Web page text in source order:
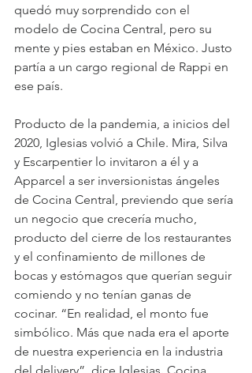
quedó muy sorprendido con el
modelo de Cocina Central, pero su
mente y pies estaban en México. Justo
partía a un cargo regional de Rappi en
ese país.
Producto de la pandemia, a inicios del
2020, Iglesias volvió a Chile. Mira, Silva
y Escarpentier lo invitaron a él y a
Apparcel a ser inversionistas ángeles
de Cocina Central, previendo que sería
un negocio que crecería mucho,
producto del cierre de los restaurantes
y el confinamiento de millones de
bocas y estómagos que querían seguir
comiendo y no tenían ganas de
cocinar. “En realidad, el monto fue
simbólico. Más que nada era el aporte
de nuestra experiencia en la industria